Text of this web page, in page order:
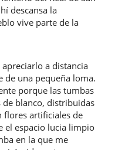
descansa la
vive parte de la
a distancia
de una pequeña loma.
porque las tumbas
blanco, distribuidas
flores artificiales de
el espacio lucia limpio
en la que me